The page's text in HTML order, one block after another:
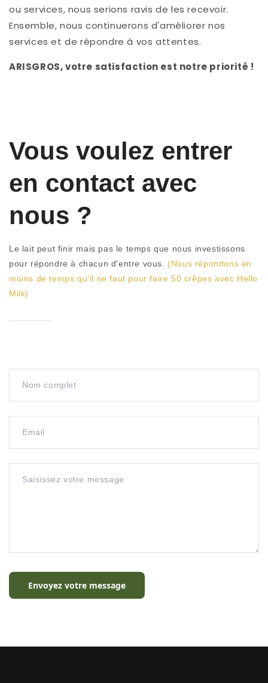
ou services, nous serions ravis de les recevoir.
Ensemble, nous continuerons d'améliorer nos
services et de répondre à vos attentes.
ARISGROS, votre satisfaction est notre priorité !
Vous voulez entrer
en contact avec
nous ?
Le lait peut finir mais pas le temps que nous investissons
pour répondre à chacun d'entre vous. (Nous répondons en
moins de temps qu'il ne faut pour faire 50 crêpes avec Hello
Milk)
Envoyez votre message